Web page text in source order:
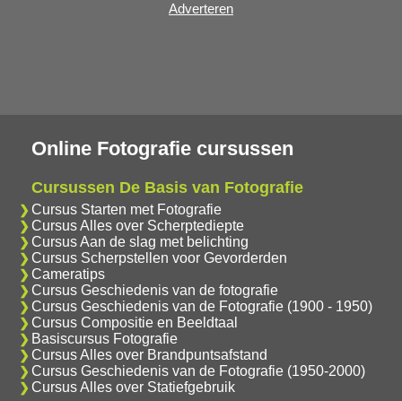
Adverteren
Online Fotografie cursussen
Cursussen De Basis van Fotografie
Cursus Starten met Fotografie
Cursus Alles over Scherptediepte
Cursus Aan de slag met belichting
Cursus Scherpstellen voor Gevorderden
Cameratips
Cursus Geschiedenis van de fotografie
Cursus Geschiedenis van de Fotografie (1900 - 1950)
Cursus Compositie en Beeldtaal
Basiscursus Fotografie
Cursus Alles over Brandpuntsafstand
Cursus Geschiedenis van de Fotografie (1950-2000)
Cursus Alles over Statiefgebruik